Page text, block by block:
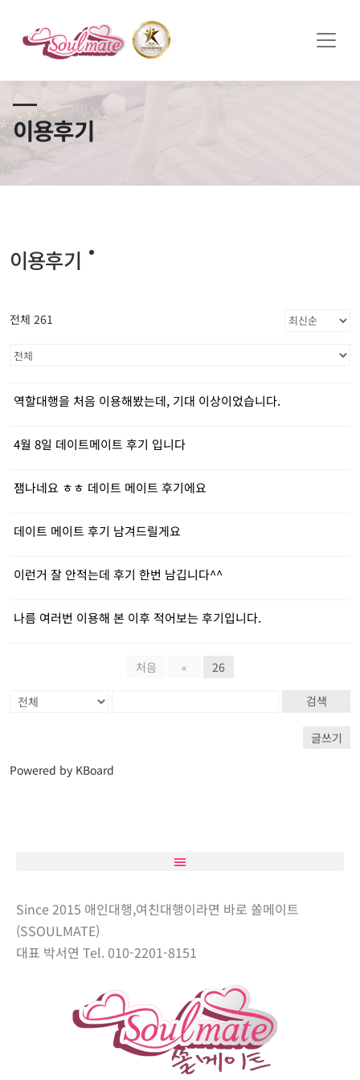
이용후기
이용후기
전체 261
역할대행을 처음 이용해봤는데, 기대 이상이었습니다.
4월 8일 데이트메이트 후기 입니다
잼나네요 ㅎㅎ 데이트 메이트 후기에요
데이트 메이트 후기 남겨드릴게요
이런거 잘 안적는데 후기 한번 남깁니다^^
나름 여러번 이용해 본 이후 적어보는 후기입니다.
처음 « 26
검색
글쓰기
Powered by KBoard
Since 2015 애인대행,여친대행이라면 바로 쏠메이트
(SSOULMATE)
대표 박서연 Tel. 010-2201-8151
쏠메이트×토모토모 프로모션 영상 full버전 보러가기